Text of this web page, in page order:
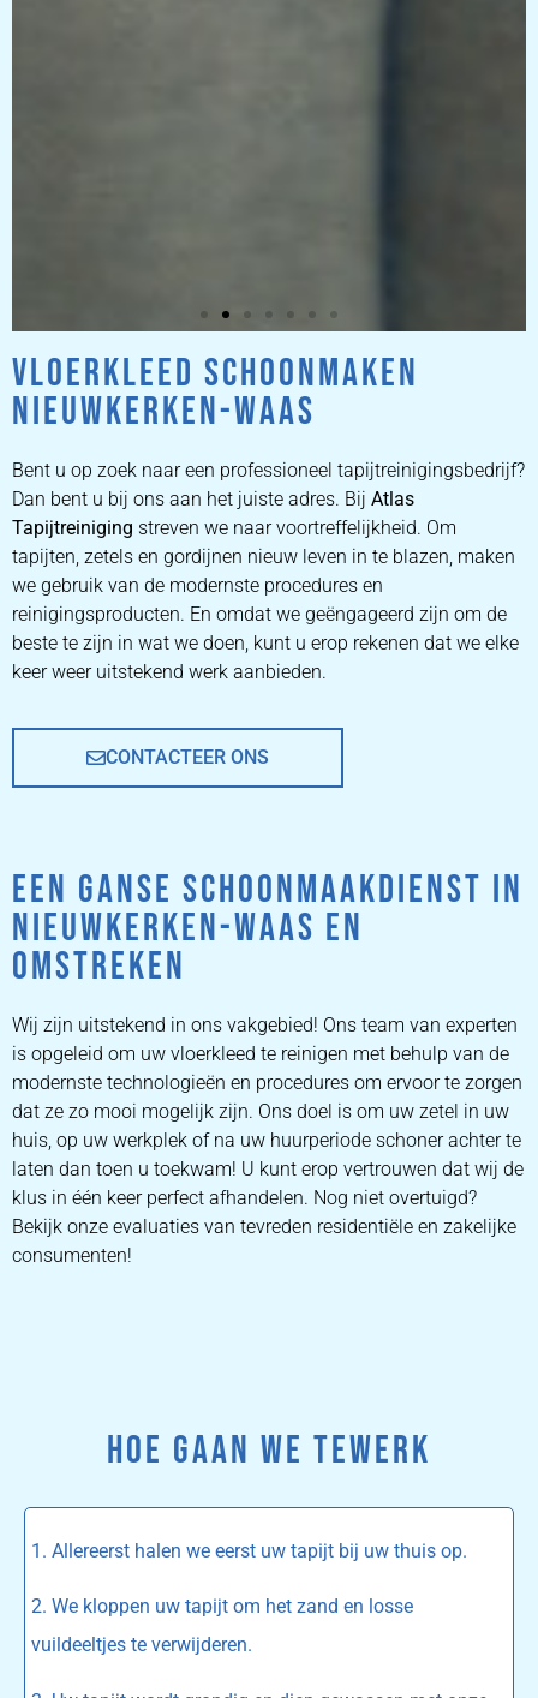
ZETEL
REINIGEN
ZETEL REINIGEN DOOR
PROFESSIONALS
PRIJZEN
VLOERKLEED SCHOONMAKEN
NIEUWKERKEN-WAAS
Bent u op zoek naar een professioneel tapijtreinigingsbedrijf?
Dan bent u bij ons aan het juiste adres. Bij Atlas
Tapijtreiniging streven we naar voortreffelijkheid. Om
tapijten, zetels en gordijnen nieuw leven in te blazen, maken
we gebruik van de modernste procedures en
reinigingsproducten. En omdat we geëngageerd zijn om de
beste te zijn in wat we doen, kunt u erop rekenen dat we elke
keer weer uitstekend werk aanbieden.
CONTACTEER ONS
EEN GANSE SCHOONMAAKDIENST IN
NIEUWKERKEN-WAAS EN
OMSTREKEN
Wij zijn uitstekend in ons vakgebied! Ons team van experten
is opgeleid om uw vloerkleed te reinigen met behulp van de
modernste technologieën en procedures om ervoor te zorgen
dat ze zo mooi mogelijk zijn. Ons doel is om uw zetel in uw
huis, op uw werkplek of na uw huurperiode schoner achter te
laten dan toen u toekwam! U kunt erop vertrouwen dat wij de
klus in één keer perfect afhandelen. Nog niet overtuigd?
Bekijk onze evaluaties van tevreden residentiële en zakelijke
consumenten!
HOE GAAN WE TEWERK
1. Allereerst halen we eerst uw tapijt bij uw thuis op.
2. We kloppen uw tapijt om het zand en losse
vuildeeltjes te verwijderen.